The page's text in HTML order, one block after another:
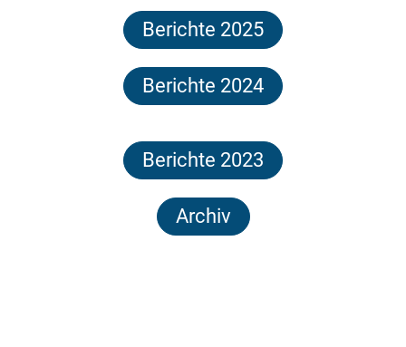
Berichte 2025
Berichte 2024
Berichte 2023
Archiv